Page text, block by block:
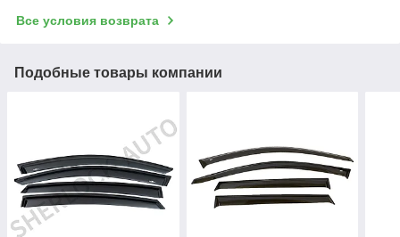
Все условия возврата
Подобные товары компании